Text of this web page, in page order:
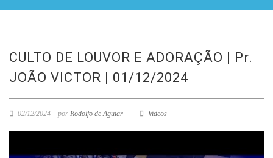
CULTO DE LOUVOR E ADORAÇÃO | Pr.
JOÃO VICTOR | 01/12/2024
02/12/2024 por Rodolfo de Aguiar Videos